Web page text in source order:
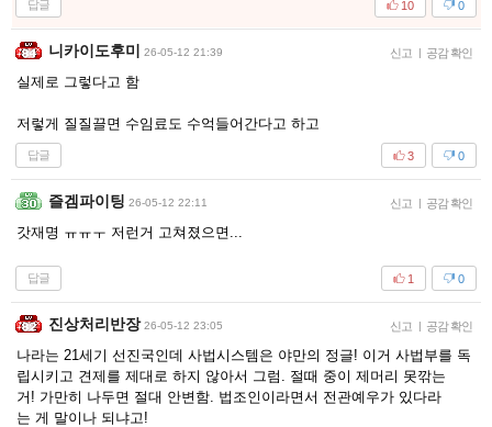
답글 0
10
니카이도후미 26-05-12 21:39 신고 | 공감 확인
실제로 그렇다고 함
저렇게 질질끌면 수임료도 수억들어간다고 하고
답글 0
3
즐겜파이팅 26-05-12 22:11 신고 | 공감 확인
갓재명 ㅠㅠㅜ 저런거 고쳐졌으면...
답글 0
1
진상처리반장 26-05-12 23:05 신고 | 공감 확인
나라는 21세기 선진국인데 사법시스템은 야만의 정글! 이거 사법부를 독
립시키고 견제를 제대로 하지 않아서 그럼. 절때 중이 제머리 못깎는
거! 가만히 나두면 절대 안변함. 법조인이라면서 전관예우가 있다라
는 게 말이나 되냐고!